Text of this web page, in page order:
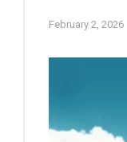
February 2, 2026